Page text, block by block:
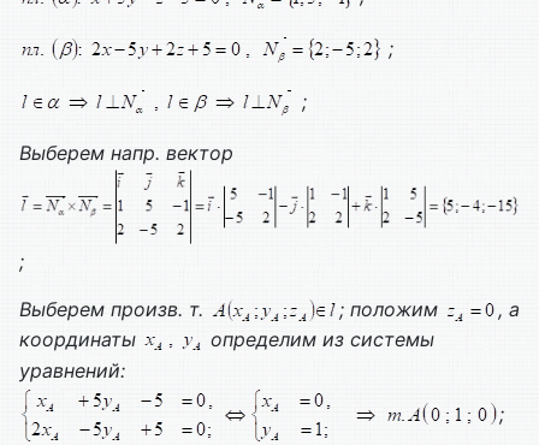
;
;
Выберем напр. вектор
;
Выберем произв. т.
; положим
, а
координаты
определим из системы
уравнений:
;